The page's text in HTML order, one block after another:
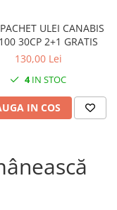
ULEI CANABIS
30CP 2+1 GRATIS
130,00 Lei
4IN STOC
IN COS